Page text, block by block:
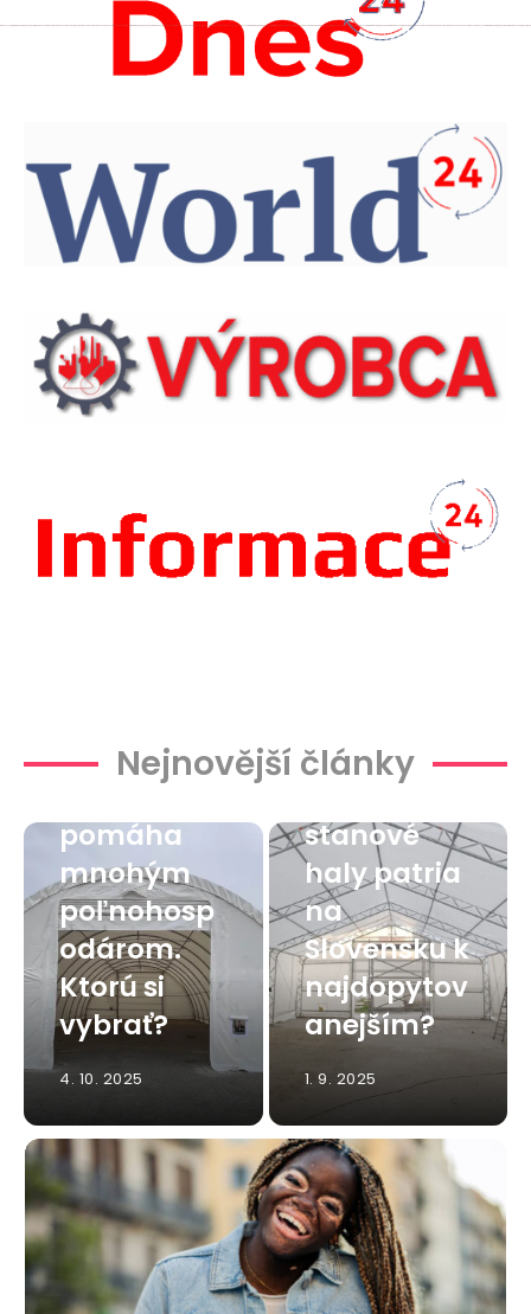
Nejnovější články
Plachtová
pomáha
mnohým
poľnohosp
odárom.
Ktorú si
vybrať?
4. 10. 2025
stanové
haly patria
na
Slovensku k
najdopytov
anejším?
1. 9. 2025